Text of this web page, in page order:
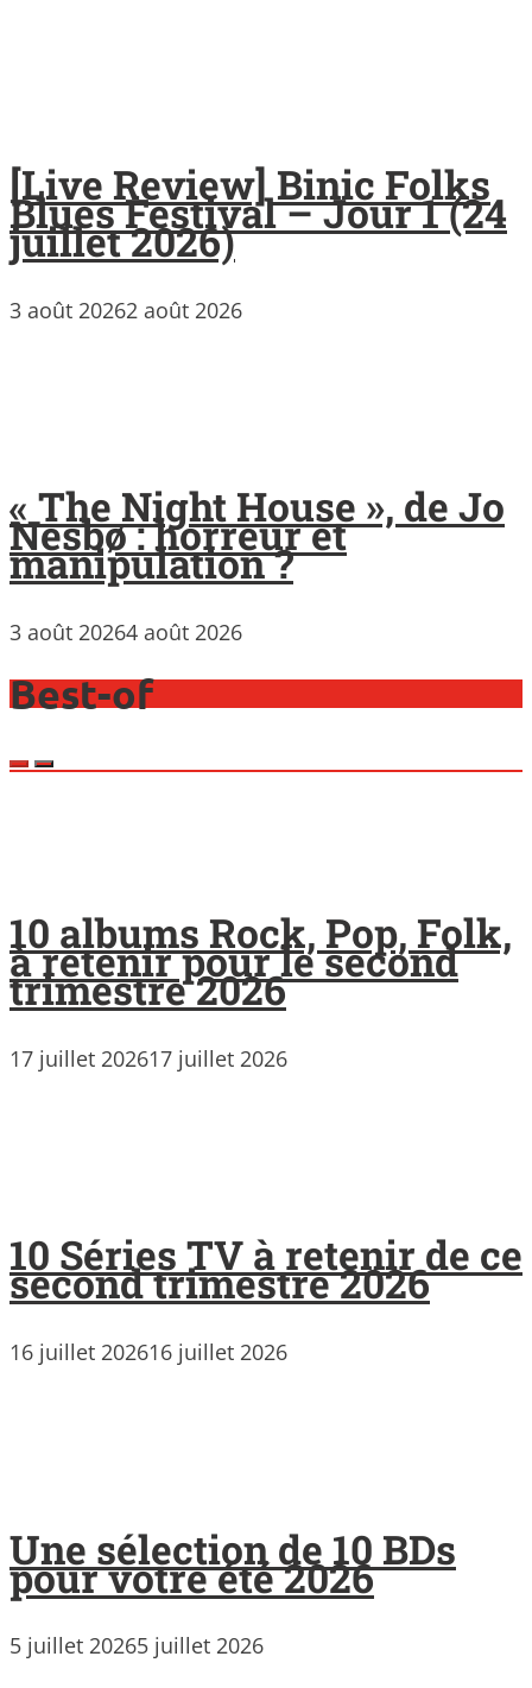
[Live Review] Binic Folks
Blues Festival – Jour 1 (24
juillet 2026)
3 août 20262 août 2026
« The Night House », de Jo
Nesbø : horreur et
manipulation ?
3 août 20264 août 2026
Best-of
10 albums Rock, Pop, Folk,
à retenir pour le second
trimestre 2026
17 juillet 202617 juillet 2026
10 Séries TV à retenir de ce
second trimestre 2026
16 juillet 202616 juillet 2026
Une sélection de 10 BDs
pour votre été 2026
5 juillet 20265 juillet 2026